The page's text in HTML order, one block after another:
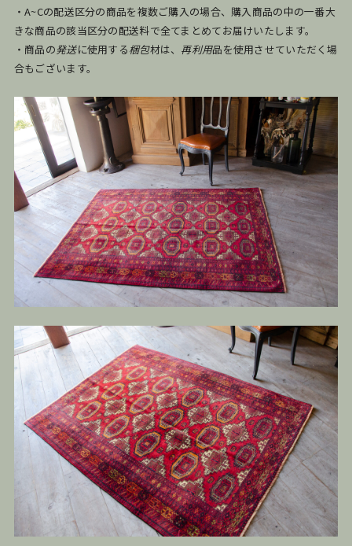
・A~Cの配送区分の商品を複数ご購入の場合、購入商品の中の一番大
きな商品の該当区分の配送料で全てまとめてお届けいたします。
・商品の発送に使用する梱包材は、 再利用品を使用させていただく場
合もございます。